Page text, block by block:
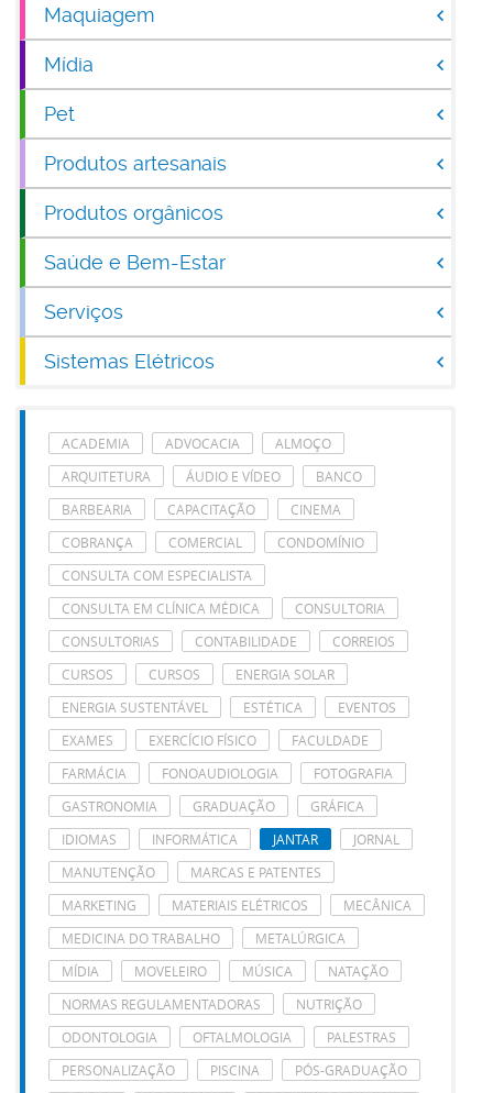
Maquiagem
Mídia
Pet
Produtos artesanais
Produtos orgânicos
Saúde e Bem-Estar
Serviços
Sistemas Elétricos
ACADEMIA ADVOCACIA
ALMOÇO
ARQUITETURA
ÁUDIO E VÍDEO
BANCO
BARBEARIA
CAPACITAÇÃO
CINEMA
COBRANÇA
COMERCIAL
CONDOMÍNIO
CONSULTA COM ESPECIALISTA
CONSULTA EM CLÍNICA MÉDICA
CONSULTORIA
CONSULTORIAS
CONTABILIDADE
CORREIOS
CURSOS
CURSOS
ENERGIA SOLAR
ENERGIA SUSTENTÁVEL
ESTÉTICA
EVENTOS
EXAMES
EXERCÍCIO FÍSICO
FACULDADE
FARMÁCIA
FONOAUDIOLOGIA
FOTOGRAFIA
GASTRONOMIA
GRADUAÇÃO
GRÁFICA
IDIOMAS
INFORMÁTICA JANTAR
JORNAL
MANUTENÇÃO
MARCAS E PATENTES
MARKETING
MATERIAIS ELÉTRICOS
MECÂNICA
MEDICINA DO TRABALHO
METALÚRGICA
MÍDIA
MOVELEIRO MÚSICA
NATAÇÃO
NORMAS REGULAMENTADORAS
NUTRIÇÃO
ODONTOLOGIA
OFTALMOLOGIA
PALESTRAS
PERSONALIZAÇÃO
PISCINA
PÓS-GRADUAÇÃO